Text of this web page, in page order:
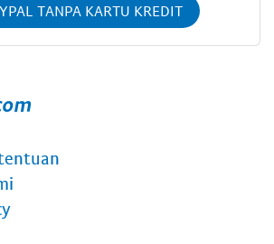
TANPA KARTU KREDIT